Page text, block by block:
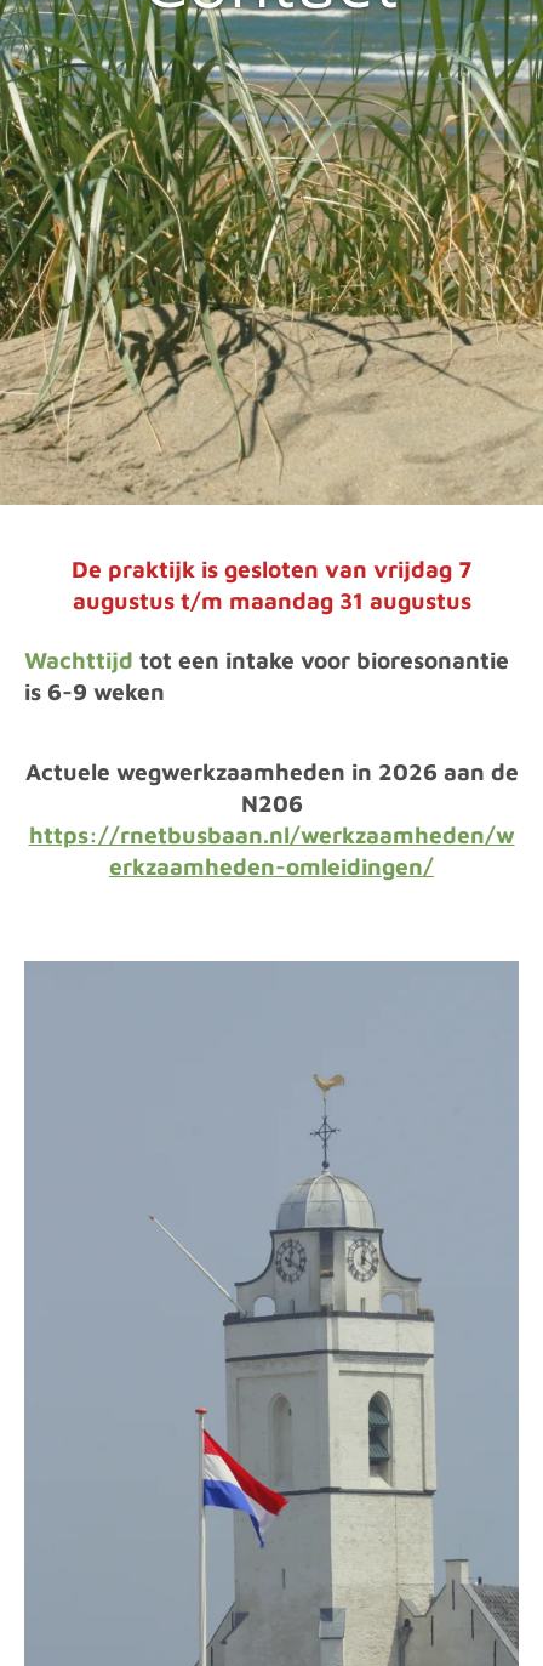
De praktijk is gesloten van vrijdag 7
augustus t/m maandag 31 augustus
Wachttijd tot een intake voor bioresonantie
is 6-9 weken
Actuele wegwerkzaamheden in 2026 aan de
N206
https://rnetbusbaan.nl/werkzaamheden/w
erkzaamheden-omleidingen/